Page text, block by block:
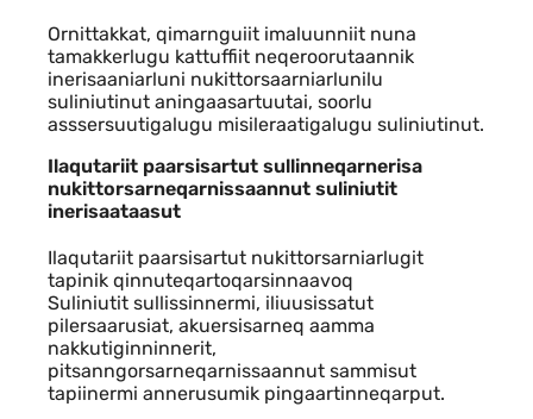
Ornittakkat, qimarnguiit imaluunniit nuna
tamakkerlugu kattuffiit neqeroorutaannik
inerisaaniarluni nukittorsaarniarlunilu
suliniutinut aningaasartuutai, soorlu
asssersuutigalugu misileraatigalugu suliniutinut.
Ilaqutariit paarsisartut sullinneqarnerisa
nukittorsarneqarnissaannut suliniutit
inerisaataasut
Ilaqutariit paarsisartut nukittorsarniarlugit
tapinik qinnuteqartoqarsinnaavoq
Suliniutit sullissinnermi, iliuusissatut
pilersaarusiat, akuersisarneq aamma
nakkutiginninnerit,
pitsanngorsarneqarnissaannut sammisut
tapiinermi annerusumik pingaartinneqarput.